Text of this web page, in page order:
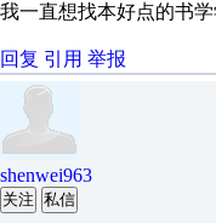
我一直想找本好点的
回复 引用 举报
shenwei963
关注 私信